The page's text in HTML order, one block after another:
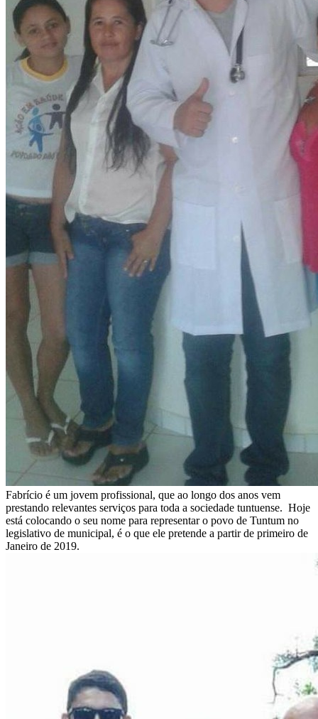
Fabrício é um jovem profissional, que ao longo dos anos vem
prestando relevantes serviços para toda a sociedade tuntuense. Hoje
está colocando o seu nome para representar o povo de Tuntum no
legislativo de municipal, é o que ele pretende a partir de primeiro de
Janeiro de 2019.